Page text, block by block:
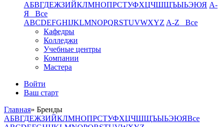
АБВГДЕЖЗИЙКЛМНОПРСТУФХЦЧШЩЪЫЬЭЮЯ А-
Я Все
ABCDEFGHIJKLMNOPQRSTUVWXYZ A-Z Все
Кафедры
Колледжи
Учебные центры
Компании
Мастера
Войти
Ваш старт
Главная» Бренды
АБВГДЕЖЗИЙКЛМНОПРСТУФХЦЧШЩЪЫЬЭЮЯВсе